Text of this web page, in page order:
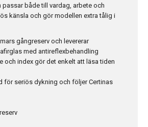
både till vardag, arbete och
känsla och gör modellen extra tålig i
gångreserv och levererar
med antireflexbehandling
och index gör det enkelt att läsa tiden
för seriös dykning och följer Certinas